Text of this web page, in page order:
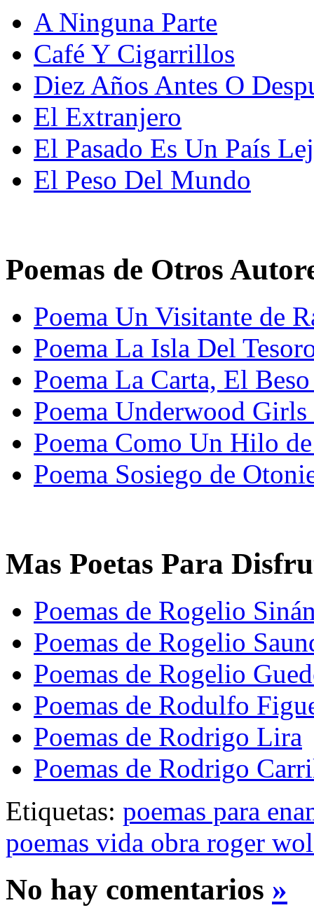
A Ninguna Parte
Café Y Cigarrillos
Diez Años Antes O
El Extranjero
El Pasado Es Un País
El Peso Del Mundo
Poemas de Otros
Poema Un Visitante de
Poema La Isla Del
Poema La Carta, El
Poema Underwood Girls
Poema Como Un Hilo
Poema Sosiego de
Mas Poetas Para
Poemas de Rogelio
Poemas de Rogelio
Poemas de Rogelio
Poemas de Rodulfo
Poemas de Rodrigo Lira
Poemas de Rodrigo
Etiquetas: poemas para
poemas vida obra roger
No hay comentarios »